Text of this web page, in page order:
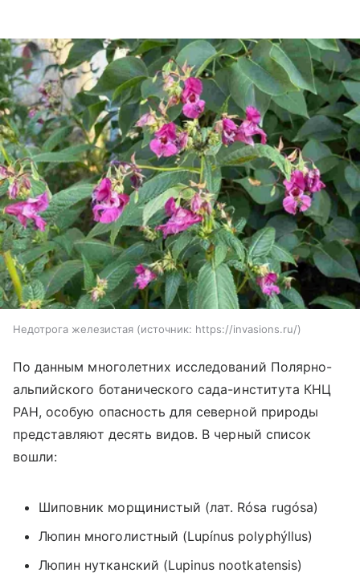
Недотрога железистая источник: https://invasions.ru/
По данным многолетних исследований Полярно-
альпийского ботанического сада-института КНЦ
РАН, особую опасность для северной природы
представляют десять видов. В черный список
вошли:
Шиповник морщинистый (лат. Rósa rugósa)
Люпин многолистный (Lupínus polyphýllus)
Люпин нутканский (Lupinus nootkatensis)